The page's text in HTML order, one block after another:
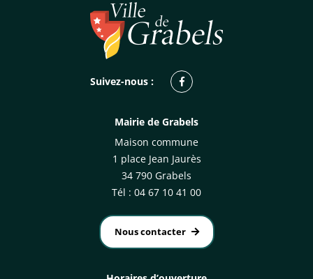
Suivez-nous : Facebook
Mairie de Grabels
Maison commune
1 place Jean Jaurès
34 790 Grabels
Tél : 04 67 10 41 00
Nous contacter